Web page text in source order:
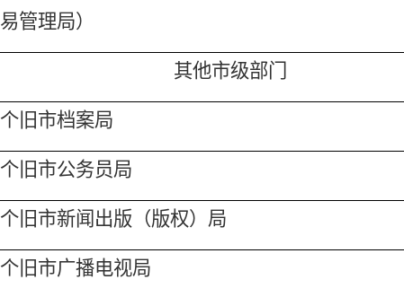
易管理局）
其他市级部门
个旧市档案局
个旧市公务员局
个旧市新闻出版 （版权） 局
个旧市广播电视局